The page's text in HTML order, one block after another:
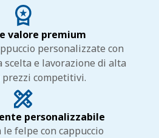
valore premium
personalizzate con
e lavorazione di alta
competitivi.
personalizzabile
felpe con cappuccio